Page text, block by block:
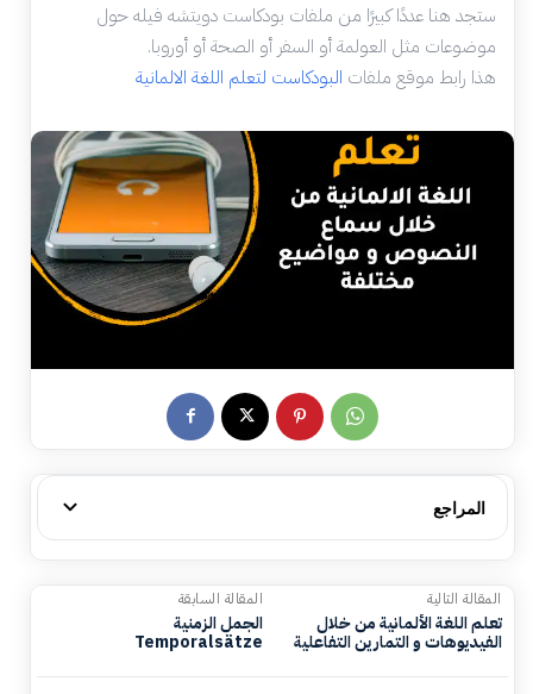
ستجد هنا عددًا كبيرًا من ملفات بودكاست دويتشه فيله حول
موضوعات مثل العولمة أو السفر أو الصحة أو أوروبا.
هذا رابط موقع ملفات البودكاست لتعلم اللغة الالمانية
المراجع
المقالة السابقة
الجمل الزمنية
Temporalsätze
المقالة التالية
الفيديوهات و التمارين التفاعلية